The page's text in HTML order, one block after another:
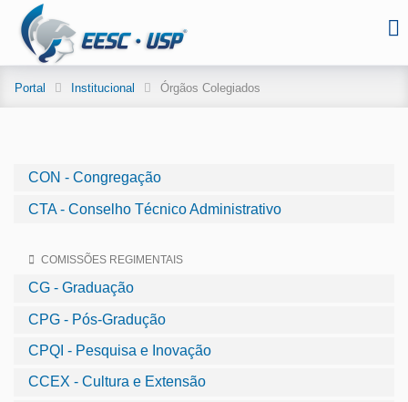
Portal Institucional Órgãos Colegiados
CON - Congregação
CTA - Conselho Técnico Administrativo
COMISSÕES REGIMENTAIS
CG - Graduação
CPG - Pós-Gradução
CPQI - Pesquisa e Inovação
CCEX - Cultura e Extensão